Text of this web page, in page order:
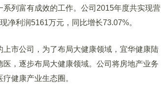
列富有成效的工作。公司2015年度共实现营
净利润5161万元，同比增长73.07%。
市公司，为了布局大健康领域，宜华健康陆
，逐步布局大健康领域。公司将房地产业务
健康产业生态圈。